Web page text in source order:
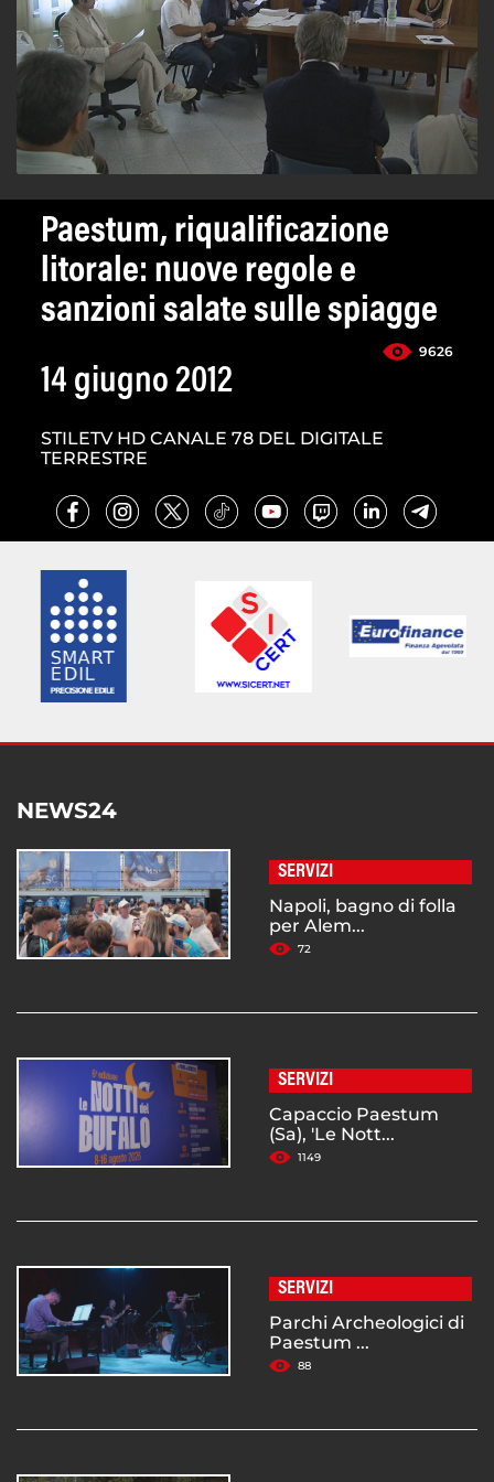
Paestum, riqualificazione
litorale: nuove regole e
sanzioni salate sulle spiagge
9626
14 giugno 2012
STILETV HD CANALE 78 DEL DIGITALE
TERRESTRE
NEWS24
SERVIZI
Napoli, bagno di folla
per Alem...
72
SERVIZI
Capaccio Paestum
(Sa), 'Le Nott...
1149
SERVIZI
Parchi Archeologici di
Paestum ...
88